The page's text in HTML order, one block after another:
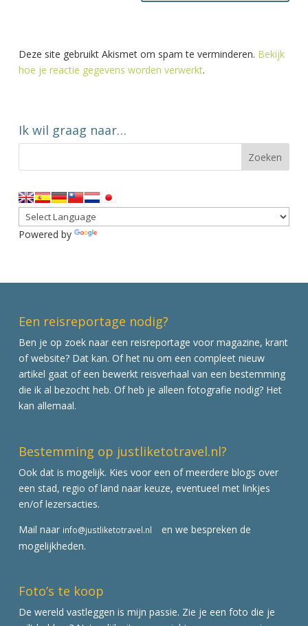
Deze site gebruikt Akismet om spam te verminderen. Bekijk
hoe je reactie gegevens worden verwerkt.
Ik wil graag naar…
Powered by
Een reisreportage nodig?
Ben je op zoek naar een reisreportage voor magazine, krant
of website? Dat kan. Of het nu om een compleet nieuw
artikel gaat of een bewerkt reisverhaal van een bestemming
die ik al bezocht heb. Of heb je alleen fotografie nodig? Het
kan allemaal.
Bestemming op justliketotravel.nl?
Ook dat is mogelijk. Kies voor een of meerdere blogs over
een stad, regio of land naar keuze, eventueel met linkjes
en/of lezersacties.
Mail naar info@justliketotravel.nl
en we bespreken de
mogelijkheden.
Foto’s te koop
De wereld vastleggen is mijn passie. Zie je een foto die je